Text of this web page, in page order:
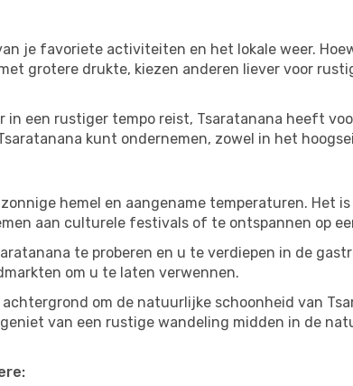
je favoriete activiteiten en het lokale weer.
grotere drukte, kiezen anderen liever voor
een rustiger tempo reist, Tsaratanana heeft
kunt ondernemen, zowel in het
hemel en aangename temperaturen. Het
aan culturele festivals of te ontspannen op
te proberen en u te verdiepen in de
om u te laten verwennen.
om de natuurlijke schoonheid van
van een rustige wandeling midden in de